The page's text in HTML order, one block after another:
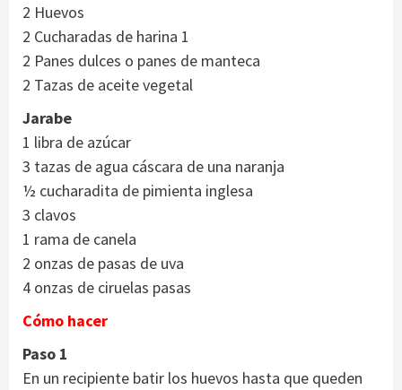
2 Huevos
2 Cucharadas de harina 1
2 Panes dulces o panes de manteca
2 Tazas de aceite vegetal
Jarabe
1 libra de azúcar
3 tazas de agua cáscara de una naranja
½ cucharadita de pimienta inglesa
3 clavos
1 rama de canela
2 onzas de pasas de uva
4 onzas de ciruelas pasas
Cómo hacer
Paso 1
En un recipiente batir los huevos hasta que queden